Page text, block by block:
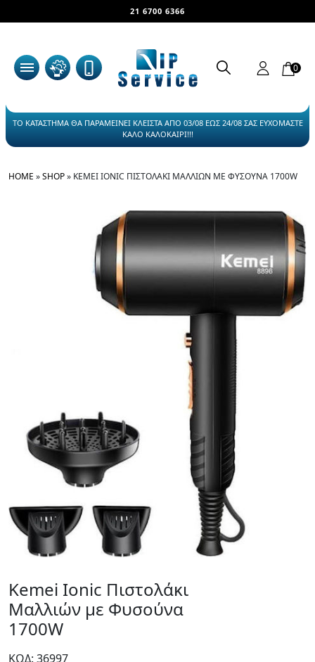
21 6700 6366
0
ΤΟ ΚΑΤΑΣΤΗΜΑ ΘΑ ΠΑΡΑΜΕΙΝΕΙ ΚΛΕΙΣΤΑ ΑΠΟ 03/08 ΕΩΣ 24/08 ΣΑΣ ΕΥΧΟΜΑΣΤΕ
ΚΑΛΟ ΚΑΛΟΚΑΙΡΙ!!!
HOME »SHOP» KEMEI IONIC ΠΙΣΤΟΛΆΚΙ ΜΑΛΛΙΏΝ ΜΕ ΦΥΣΟΎΝΑ 1700W
Kemei Ionic Πιστολάκι
Μαλλιών με Φυσούνα
1700W
ΚΩΔ: 36997